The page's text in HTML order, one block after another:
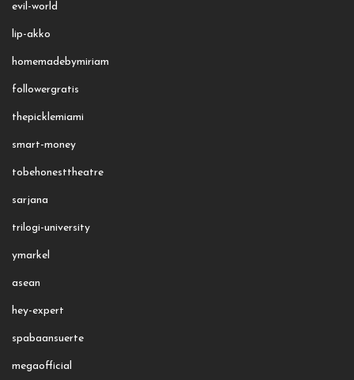
evil-world
lip-akko
homemadebymiriam
followergratis
thepicklemiami
smart-money
tobehonesttheatre
sarjana
trilogi-university
ymarkel
asean
hey-expert
spabaansuerte
megaofficial